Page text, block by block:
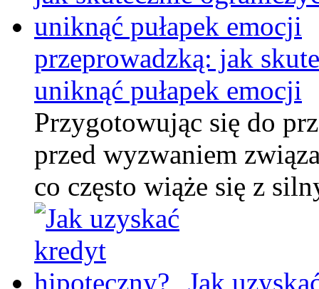
przeprowadzką: jak
uniknąć pułapek emocji
Przygotowując się do
przed wyzwaniem
co często wiąże się z
Jak